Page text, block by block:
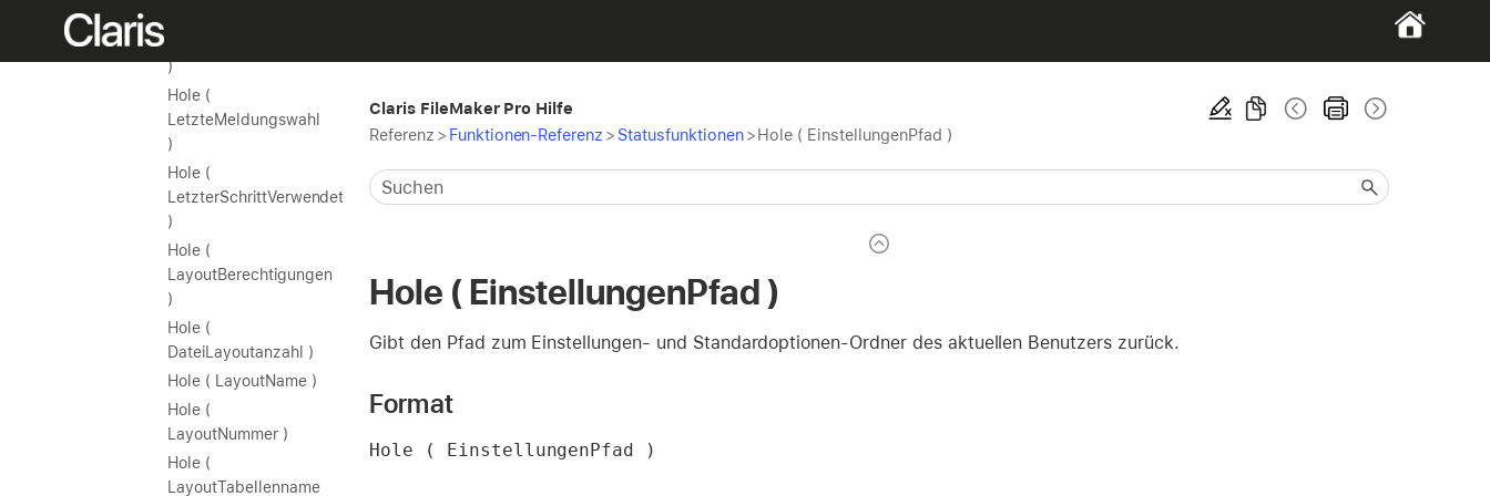
)
Hole (
LetzteMeldungswahl
)
Hole (
LetzterSchrittVerwendeteToken
)
Hole (
LayoutBerechtigungen
)
Hole (
DateiLayoutanzahl )
Hole ( LayoutName )
Hole (
LayoutNummer )
Hole (
LayoutTabellenname
Claris FileMaker Pro Hilfe
Referenz > Funktionen-Referenz > Statusfunktionen >Hole ( EinstellungenPfad )
Hole ( EinstellungenPfad )
Gibt den Pfad zum Einstellungen- und Standardoptionen-Ordner des aktuellen Benutzers zurück.
Format
Hole ( EinstellungenPfad )